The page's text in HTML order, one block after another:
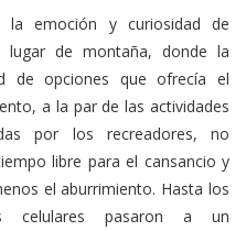
la emoción y curiosidad de
lugar de montaña, donde la
de opciones que ofrecía el
a la par de las actividades
por los recreadores, no
libre para el cansancio y
el aburrimiento. Hasta los
celulares pasaron a un